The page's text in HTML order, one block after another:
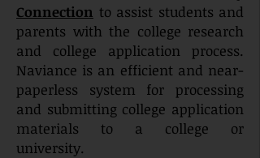
Connection to assist students and
parents with the college research
and college application process.
Naviance is an efficient and near-
paperless system for processing
and submitting college application
materials to a college or
university.